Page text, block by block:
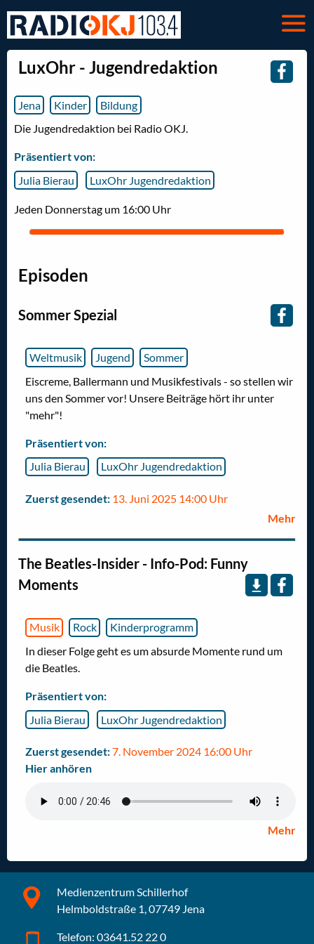
LuxOhr - Jugendredaktion
Jena Kinder
Bildung
Die Jugendredaktion bei Radio OKJ.
Präsentiert von:
Julia Bierau
LuxOhr Jugendredaktion
Jeden Donnerstag um 16:00 Uhr
Episoden
Sommer Spezial
Weltmusik Jugend
Sommer
Eiscreme, Ballermann und Musikfestivals - so stellen wir
uns den Sommer vor! Unsere Beiträge hört ihr unter
"mehr"!
Präsentiert von:
Julia Bierau
LuxOhr Jugendredaktion
Zuerst gesendet: 13. Juni 2025 14:00 Uhr
Mehr
The Beatles-Insider - Info-Pod: Funny
Moments
Musik Rock
Kinderprogramm
In dieser Folge geht es um absurde Momente rund um
die Beatles.
Präsentiert von:
Julia Bierau
LuxOhr Jugendredaktion
Zuerst gesendet:7. November 2024 16:00 Uhr
Hier anhören
Mehr
Medienzentrum Schillerhof
Helmboldstraße 1, 07749 Jena
Telefon: 03641.52 22 0